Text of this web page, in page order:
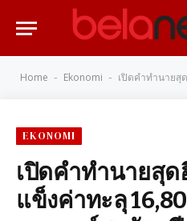
Home - Ekonomi - เปิดคำทำนายสุดฮือฮา! รูเปียห์จ่อแข็
EKONOMI
เปิดคำทำนายสุด
แข็งค่าทะลุ